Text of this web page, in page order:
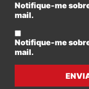
Notifique-me
mail.
Notifique-me
mail.